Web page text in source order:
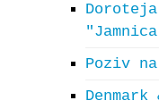
Poziv